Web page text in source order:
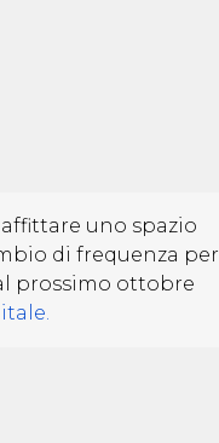
uno spazio
di frequenza per
prossimo ottobre